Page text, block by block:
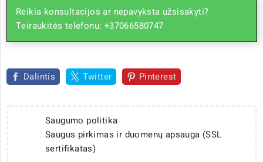
Reikia konsultacijos ar nepavyksta užsisakyti?
Teiraukitės telefonu: +37066580747
Dalintis Twitter Pinterest
Saugumo politika
Saugus pirkimas ir duomenų apsauga (SSL
sertifikatas)